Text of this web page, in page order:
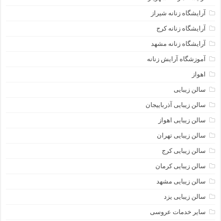
آرایشگاه زنانه شیراز
آرایشگاه زنانه کرج
آرایشگاه زنانه مشهد
آموزشگاه آرایش زنانه
اهواز
سالن زیبایی
سالن زیبایی آذرباییجان
سالن زیبایی اهواز
سالن زیبایی تهران
سالن زیبایی کرج
سالن زیبایی کرمان
سالن زیبایی مشهد
سالن زیبایی یزد
سایر خدمات عروسی